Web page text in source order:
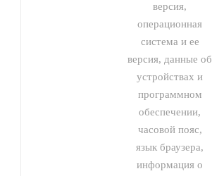
версия,
операционная
система и ее
версия, данные об
устройствах и
программном
обеспечении,
часовой пояс,
язык браузера,
информация о